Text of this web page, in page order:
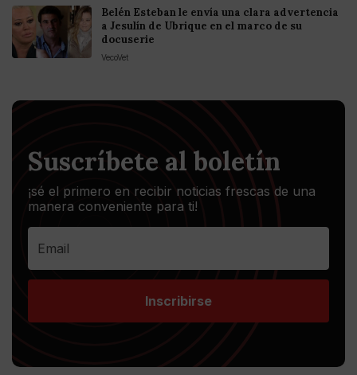
Belén Esteban le envía una clara advertencia
a Jesulín de Ubrique en el marco de su
docuserie
VecoVet
Suscríbete al boletín
¡sé el primero en recibir noticias frescas de una
manera conveniente para ti!
Inscribirse